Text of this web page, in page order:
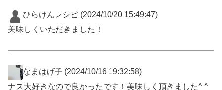
ひらけんレシピ (2024/10/20 15:49:47)
美味しくいただきました！
なまはげ子 (2024/10/16 19:32:58)
ナス大好きなので良かったです！美味しく頂きました^ ^